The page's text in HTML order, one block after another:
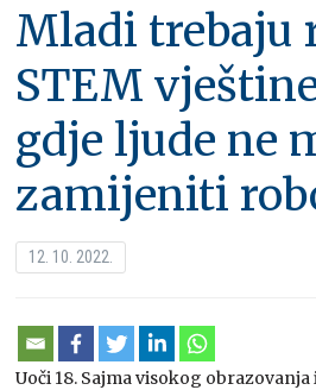
Mladi trebaju
STEM
gdje ljude ne
zamijeniti
12. 10. 2022.
Uoči 18. Sajma visokog